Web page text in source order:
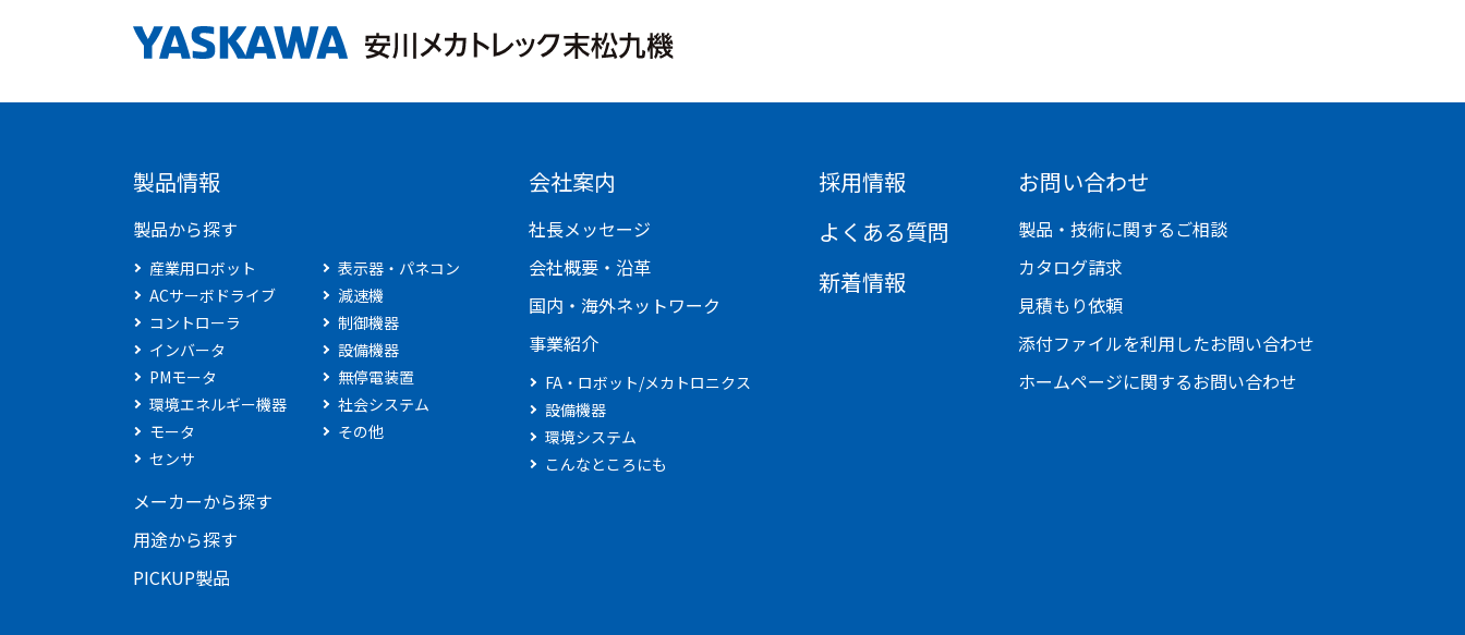
製品情報
製品から探す
産業用ロボット
ACサーボドライブ
コントローラ
インバータ
PMモータ
環境エネルギー機器
モータ
センサ
表示器・パネコン
減速機
制御機器
設備機器
無停電装置
社会システム
その他
メーカーから探す
用途から探す
PICKUP製品
会社案内
社長メッセージ
会社概要・沿革
国内・海外ネットワーク
事業紹介
FA・ロボット/メカトロニクス
設備機器
環境システム
こんなところにも
採用情報
よくある質問
新着情報
お問い合わせ
製品・技術に関するご相談
カタログ請求
見積もり依頼
添付ファイルを利用したお問い合わせ
ホームページに関するお問い合わせ